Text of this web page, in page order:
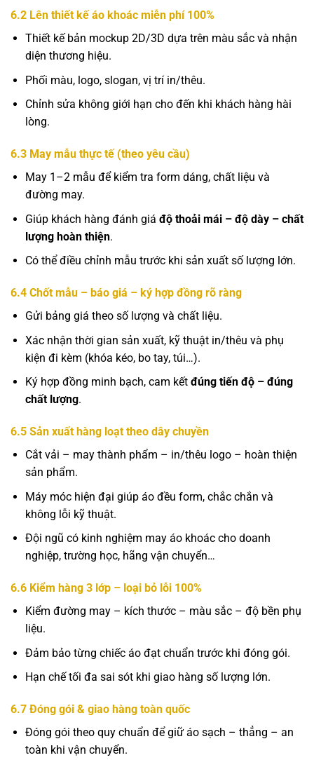
6.2 Lên thiết kế áo khoác miễn phí 100%
Thiết kế bản mockup 2D/3D dựa trên màu sắc và nhận
diện thương hiệu.
Phối màu, logo, slogan, vị trí in/thêu.
Chỉnh sửa không giới hạn cho đến khi khách hàng hài
lòng.
6.3 May mẫu thực tế (theo yêu cầu)
May 1–2 mẫu để kiểm tra form dáng, chất liệu và
đường may.
Giúp khách hàng đánh giá độ thoải mái – độ dày – chất
lượng hoàn thiện.
Có thể điều chỉnh mẫu trước khi sản xuất số lượng lớn.
6.4 Chốt mẫu – báo giá – ký hợp đồng rõ ràng
Gửi bảng giá theo số lượng và chất liệu.
Xác nhận thời gian sản xuất, kỹ thuật in/thêu và phụ
kiện đi kèm (khóa kéo, bo tay, túi…).
Ký hợp đồng minh bạch, cam kết đúng tiến độ – đúng
chất lượng.
6.5 Sản xuất hàng loạt theo dây chuyền
Cắt vải – may thành phẩm – in/thêu logo – hoàn thiện
sản phẩm.
Máy móc hiện đại giúp áo đều form, chắc chắn và
không lỗi kỹ thuật.
Đội ngũ có kinh nghiệm may áo khoác cho doanh
nghiệp, trường học, hãng vận chuyển…
6.6 Kiểm hàng 3 lớp – loại bỏ lỗi 100%
Kiểm đường may – kích thước – màu sắc – độ bền phụ
liệu.
Đảm bảo từng chiếc áo đạt chuẩn trước khi đóng gói.
Hạn chế tối đa sai sót khi giao hàng số lượng lớn.
6.7 Đóng gói & giao hàng toàn quốc
Đóng gói theo quy chuẩn để giữ áo sạch – thẳng – an
toàn khi vận chuyển.